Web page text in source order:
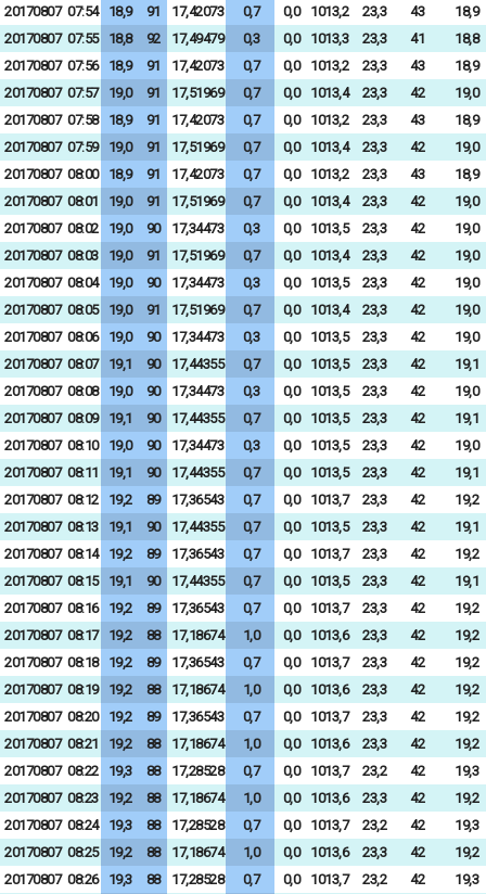
20170807 07:54 18,9 91 17,42073 0,7 0,0 1013,2 23,3 43
18,9
20170807 07:55 18,8 92 17,49479 0,3 0,0 1013,3 23,3 41
18,8
20170807 07:56 18,9 91 17,42073 0,7 0,0 1013,2 23,3 43
18,9
20170807 07:57 19,0 91 17,51969 0,7 0,0 1013,4 23,3 42
19,0
20170807 07:58 18,9 91 17,42073 0,7 0,0 1013,2 23,3 43
18,9
20170807 07:59 19,0 91 17,51969 0,7 0,0 1013,4 23,3 42
19,0
20170807 08:00 18,9 91 17,42073 0,7 0,0 1013,2 23,3 43
18,9
20170807 08:01 19,0 91 17,51969 0,7 0,0 1013,4 23,3 42
19,0
20170807 08:02 19,0 90 17,34473 0,3 0,0 1013,5 23,3 42
19,0
20170807 08:03 19,0 91 17,51969 0,7 0,0 1013,4 23,3 42
19,0
20170807 08:04 19,0 90 17,34473 0,3 0,0 1013,5 23,3 42
19,0
20170807 08:05 19,0 91 17,51969 0,7 0,0 1013,4 23,3 42
19,0
20170807 08:06 19,0 90 17,34473 0,3 0,0 1013,5 23,3 42
19,0
20170807 08:07 19,1 90 17,44355 0,7 0,0 1013,5 23,3 42
19,1
20170807 08:08 19,0 90 17,34473 0,3 0,0 1013,5 23,3 42
19,0
20170807 08:09 19,1 90 17,44355 0,7 0,0 1013,5 23,3 42
19,1
20170807 08:10 19,0 90 17,34473 0,3 0,0 1013,5 23,3 42
19,0
20170807 08:11 19,1 90 17,44355 0,7 0,0 1013,5 23,3 42
19,1
20170807 08:12 19,2 89 17,36543 0,7 0,0 1013,7 23,3 42
19,2
20170807 08:13 19,1 90 17,44355 0,7 0,0 1013,5 23,3 42
19,1
20170807 08:14 19,2 89 17,36543 0,7 0,0 1013,7 23,3 42
19,2
20170807 08:15 19,1 90 17,44355 0,7 0,0 1013,5 23,3 42
19,1
20170807 08:16 19,2 89 17,36543 0,7 0,0 1013,7 23,3 42
19,2
20170807 08:17 19,2 88 17,18674 1,0 0,0 1013,6 23,3 42
19,2
20170807 08:18 19,2 89 17,36543 0,7 0,0 1013,7 23,3 42
19,2
20170807 08:19 19,2 88 17,18674 1,0 0,0 1013,6 23,3 42
19,2
20170807 08:20 19,2 89 17,36543 0,7 0,0 1013,7 23,3 42
19,2
20170807 08:21 19,2 88 17,18674 1,0 0,0 1013,6 23,3 42
19,2
20170807 08:22 19,3 88 17,28528 0,7 0,0 1013,7 23,2 42
19,3
20170807 08:23 19,2 88 17,18674 1,0 0,0 1013,6 23,3 42
19,2
20170807 08:24 19,3 88 17,28528 0,7 0,0 1013,7 23,2 42
19,3
20170807 08:25 19,2 88 17,18674 1,0 0,0 1013,6 23,3 42
19,2
20170807 08:26 19,3 88 17,28528 0,7 0,0 1013,7 23,2 42
19,3